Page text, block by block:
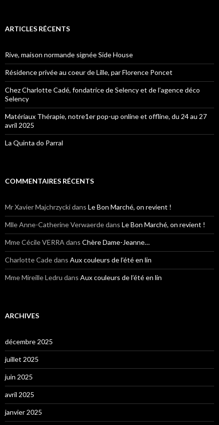
ARTICLES RÉCENTS
Rive, maison normande signée Side House
Résidence privée au coeur de Lille, par Florence Poncet
Chez Charlotte Cadé, fondatrice de Selency et de l’agence déco
Selency
Matériaux Thérapie, notre1er pop-up online et offline, du 24 au 27
avril 2025
La Quinta do Parral
COMMENTAIRES RÉCENTS
Mr Xavier Majchrzyckidans Le Bon Marché, on revient !
Mlle Anne-Catherine Verwaerdedans Le Bon Marché, on revient !
Mme Cécile VERRA dans Chère Dame-Jeanne…
Charlotte Cadedans Aux couleurs de l’été en lin
Mme Mireille Ledru dans Aux couleurs de l’été en lin
ARCHIVES
décembre 2025
juillet 2025
juin 2025
avril 2025
janvier 2025